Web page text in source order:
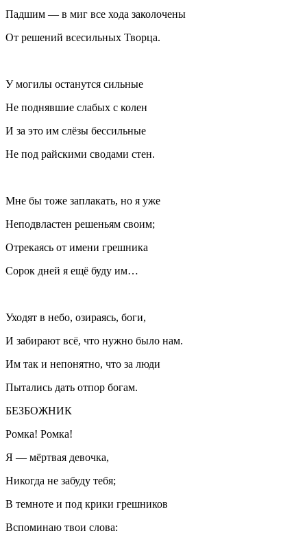
Падшим — в миг все хода заколочены
От решений всесильных Творца.
У могилы останутся сильные
Не поднявшие слабых с колен
И за это им слёзы бессильные
Не под райскими сводами стен.
Мне бы тоже заплакать, но я уже
Неподвластен решеньям своим;
Отрекаясь от имени грешника
Сорок дней я ещё буду им…
Уходят в небо, озираясь, боги,
И забирают всё, что нужно было нам.
Им так и непонятно, что за люди
Пытались дать отпор богам.
БЕЗБОЖНИК
Ромка! Ромка!
Я — мёртвая девочка,
Никогда не забуду тебя;
В темноте и под крики грешников
Вспоминаю твои слова: